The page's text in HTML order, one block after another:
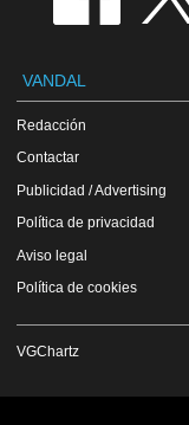
VANDAL
Redacción
Contactar
Publicidad / Advertising
Política de privacidad
Aviso legal
Política de cookies
VGChartz